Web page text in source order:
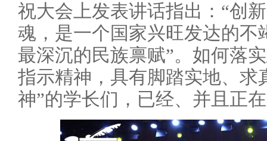
祝大会上发表讲话指出：“创
魂，是一个国家兴旺发达的不
最深沉的民族禀赋”。如何落
指示精神，具有脚踏实地、求
神”的学长们，已经、并且正